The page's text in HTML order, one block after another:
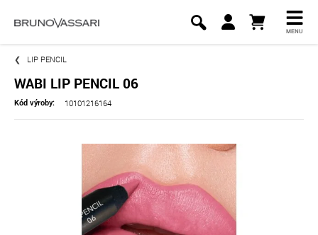
MENU
LIP PENCIL
WABI LIP PENCIL 06
Kód výroby: 10101216164